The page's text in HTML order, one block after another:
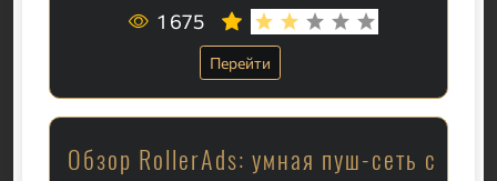
1 675
Перейти
Обзор RollerAds: умная пуш-сеть с